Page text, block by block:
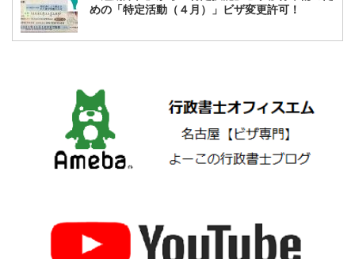
めの「特定活動（４月）」ビザ変更許可！